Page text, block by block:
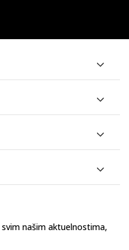
našim aktuelnostima,